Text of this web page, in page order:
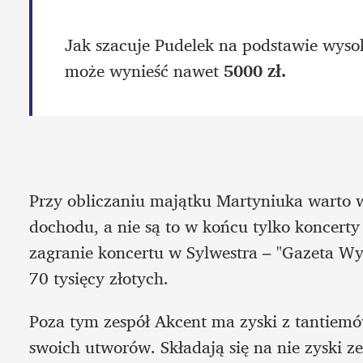
Jak szacuje Pudelek na podstawie
może wynieść nawet
Przy obliczaniu majątku Martyniuka warto
dochodu, a nie są to w końcu tylko
zagranie koncertu w Sylwestra – "Gazeta
70 tysięcy złotych.
Poza tym zespół Akcent ma zyski z
swoich utworów. Składają się na nie zyski